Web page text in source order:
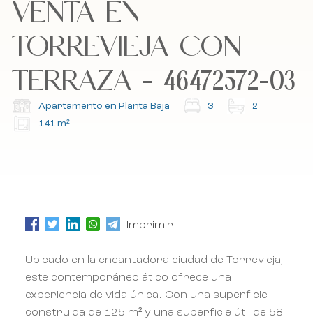
Acepto la política de cookies, la política de
privacidad y los términos y condiciones.
Suscríbete a nuestro boletín.
Acepto la política de cookies, la política de
privacidad y los términos y condiciones.
Suscríbete a nuestro boletín.
VENTA EN
TORREVIEJA CON
TERRAZA - 46472572-03
Apartamento en Planta Baja 3
2
141 m²
Imprimir
Ubicado en la encantadora ciudad de Torrevieja,
este contemporáneo ático ofrece una
experiencia de vida única. Con una superficie
construida de 125 m² y una superficie útil de 58